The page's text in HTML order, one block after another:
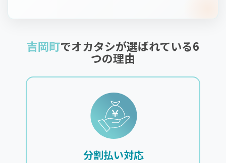
吉岡町でオカタシが選ばれている6
つの理由
分割払い対応